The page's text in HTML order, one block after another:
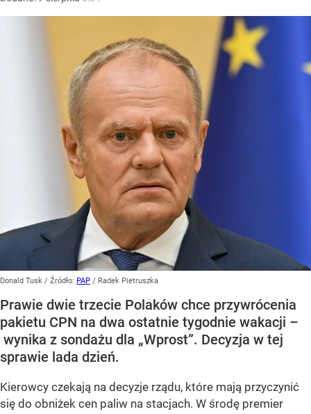
Donald Tusk / Źródło: PAP / Radek Pietruszka
Prawie dwie trzecie Polaków chce przywrócenia
pakietu CPN na dwa ostatnie tygodnie wakacji –
wynika z sondażu dla „Wprost”. Decyzja w tej
sprawie lada dzień.
Kierowcy czekają na decyzje rządu, które mają przyczynić
się do obniżek cen paliw na stacjach. W środę premier